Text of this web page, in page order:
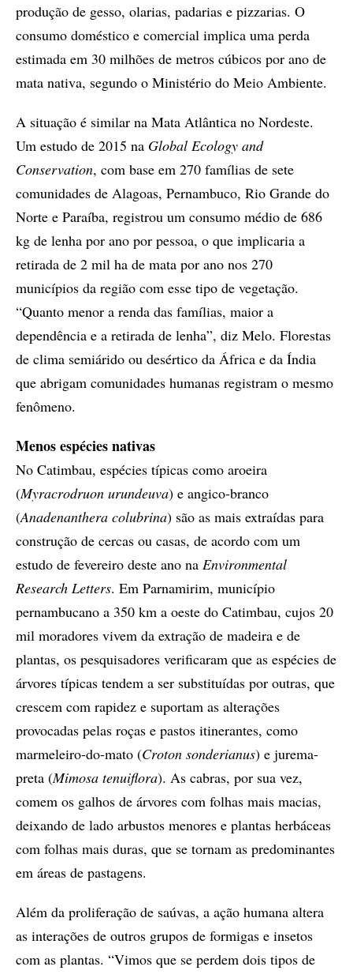
produção de gesso, olarias, padarias e pizzarias. O
consumo doméstico e comercial implica uma perda
estimada em 30 milhões de metros cúbicos por ano de
mata nativa, segundo o Ministério do Meio Ambiente.
A situação é similar na Mata Atlântica no Nordeste.
Um estudo de 2015 na Global Ecology and
Conservation, com base em 270 famílias de sete
comunidades de Alagoas, Pernambuco, Rio Grande do
Norte e Paraíba, registrou um consumo médio de 686
kg de lenha por ano por pessoa, o que implicaria a
retirada de 2 mil ha de mata por ano nos 270
municípios da região com esse tipo de vegetação.
“Quanto menor a renda das famílias, maior a
dependência e a retirada de lenha”, diz Melo. Florestas
de clima semiárido ou desértico da África e da Índia
que abrigam comunidades humanas registram o mesmo
fenômeno.
Menos espécies nativas
No Catimbau, espécies típicas como aroeira
(Myracrodruon urundeuva) e angico-branco
(Anadenanthera colubrina) são as mais extraídas para
construção de cercas ou casas, de acordo com um
estudo de fevereiro deste ano na Environmental
Research Letters. Em Parnamirim, município
pernambucano a 350 km a oeste do Catimbau, cujos 20
mil moradores vivem da extração de madeira e de
plantas, os pesquisadores verificaram que as espécies de
árvores típicas tendem a ser substituídas por outras, que
crescem com rapidez e suportam as alterações
provocadas pelas roças e pastos itinerantes, como
marmeleiro-do-mato (Croton sonderianus) e jurema-
preta (Mimosa tenuiflora). As cabras, por sua vez,
comem os galhos de árvores com folhas mais macias,
deixando de lado arbustos menores e plantas herbáceas
com folhas mais duras, que se tornam as predominantes
em áreas de pastagens.
Além da proliferação de saúvas, a ação humana altera
as interações de outros grupos de formigas e insetos
com as plantas. “Vimos que se perdem dois tipos de